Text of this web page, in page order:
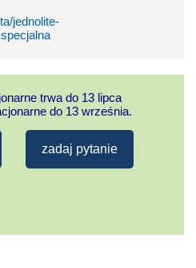
jednolite-
trwa do 13 lipca
do 13 września.
zadaj pytanie